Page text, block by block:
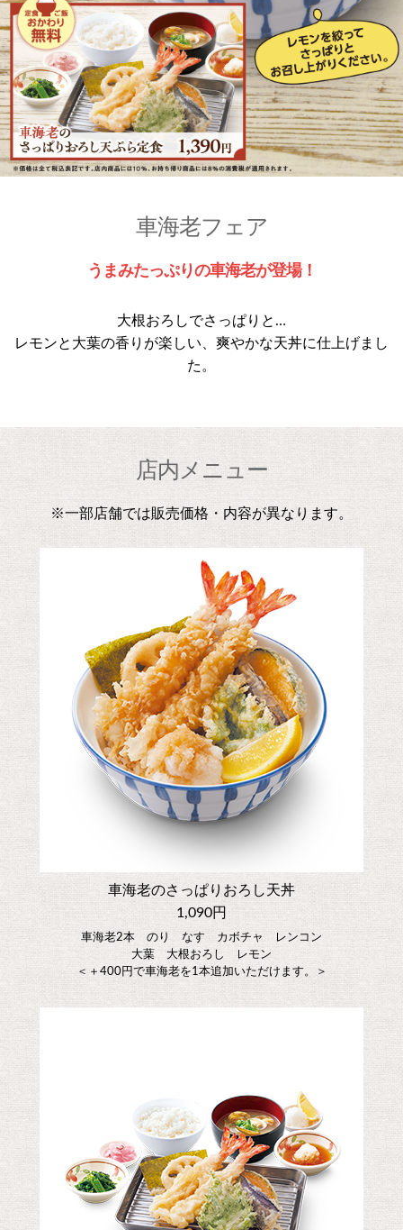
車海老フェア
うまみたっぷりの車海老が登場！
大根おろしでさっぱりと…
レモンと大葉の香りが楽しい、爽やかな天丼に仕上げまし
た。
店内メニュー
※一部店舗では販売価格・内容が異なります。
車海老のさっぱりおろし天丼
1,090円
車海老2本 のり なす カボチャ レンコン
大葉 大根おろし レモン
＜＋400円で車海老を1本追加いただけます。＞